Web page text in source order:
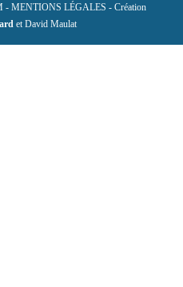
- MENTIONS LÉGALES - Création
et David Maulat